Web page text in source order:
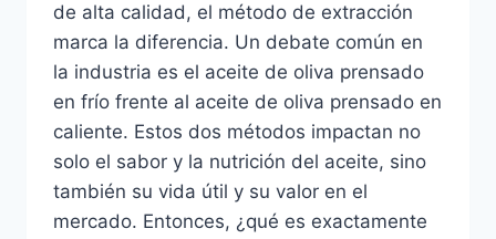
de alta calidad, el método de extracción
marca la diferencia. Un debate común en
la industria es el aceite de oliva prensado
en frío frente al aceite de oliva prensado en
caliente. Estos dos métodos impactan no
solo el sabor y la nutrición del aceite, sino
también su vida útil y su valor en el
mercado. Entonces, ¿qué es exactamente